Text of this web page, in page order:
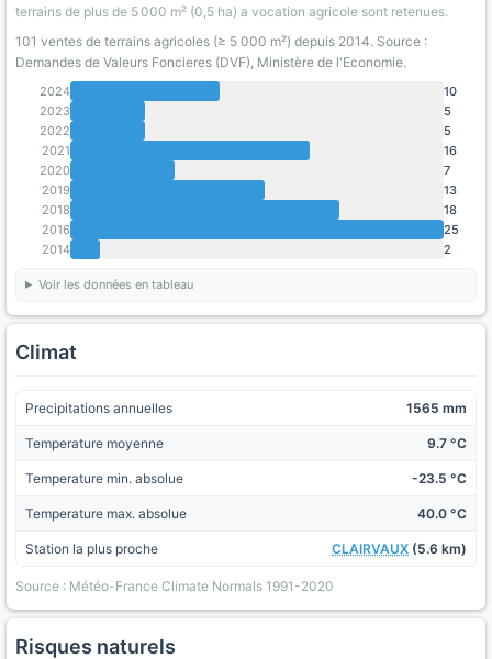
terrains de plus de 5 000 m² (0,5 ha) a vocation agricole sont retenues.
101 ventes de terrains agricoles (≥ 5 000 m²) depuis 2014. Source :
Demandes de Valeurs Foncieres (DVF), Ministère de l'Economie.
2024
10
2023
5
2022
5
2021
16
2020
7
2019
13
2018
18
2016
25
2014
2
Voir les données en tableau
Climat
Precipitations annuelles 1565 mm
Temperature moyenne 9.7 °C
Temperature min. absolue -23.5 °C
Temperature max. absolue 40.0 °C
Station la plus proche CLAIRVAUX (5.6 km)
Source : Météo-France Climate Normals 1991-2020
Risques naturels